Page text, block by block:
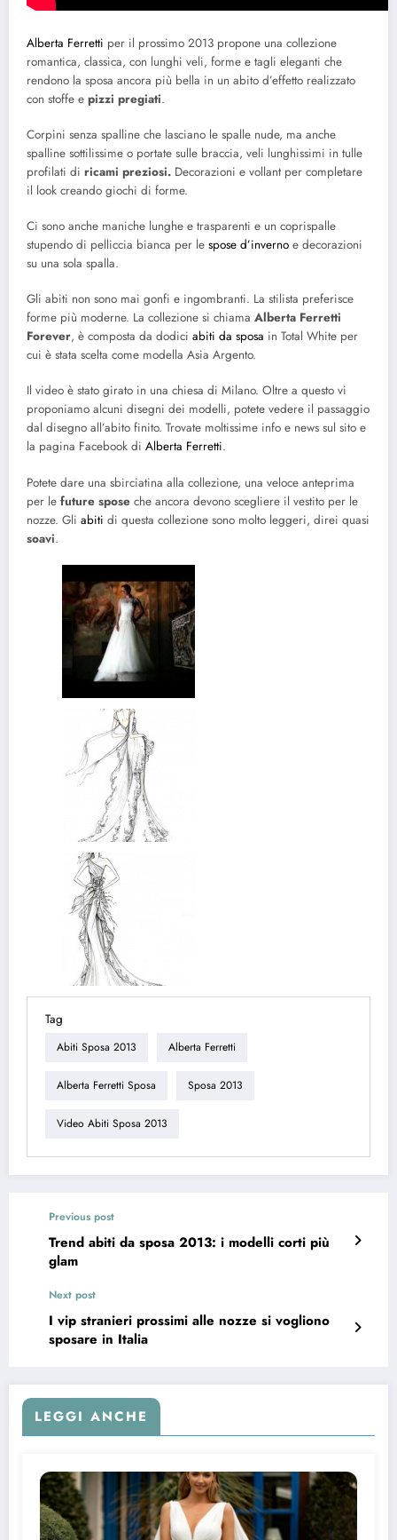
Alberta Ferretti per il prossimo 2013 propone una collezione
romantica, classica, con lunghi veli, forme e tagli eleganti che
rendono la sposa ancora più bella in un abito d’effetto realizzato
con stoffe e pizzi pregiati.
Corpini senza spalline che lasciano le spalle nude, ma anche
spalline sottilissime o portate sulle braccia, veli lunghissimi in tulle
profilati di ricami preziosi. Decorazioni e vollant per completare
il look creando giochi di forme.
Ci sono anche maniche lunghe e trasparenti e un coprispalle
stupendo di pelliccia bianca per le spose d’inverno e decorazioni
su una sola spalla.
Gli abiti non sono mai gonfi e ingombranti. La stilista preferisce
forme più moderne. La collezione si chiama Alberta Ferretti
Forever, è composta da dodici abiti da sposa in Total White per
cui è stata scelta come modella Asia Argento.
Il video è stato girato in una chiesa di Milano. Oltre a questo vi
proponiamo alcuni disegni dei modelli, potete vedere il passaggio
dal disegno all’abito finito. Trovate moltissime info e news sul sito e
la pagina Facebook di Alberta Ferretti.
Potete dare una sbirciatina alla collezione, una veloce anteprima
per le future spose che ancora devono scegliere il vestito per le
nozze. Gli abiti di questa collezione sono molto leggeri, direi quasi
soavi.
Tag
Abiti Sposa 2013 Alberta Ferretti
Alberta Ferretti Sposa Sposa 2013
Video Abiti Sposa 2013
Previous post
Trend abiti da sposa 2013: i modelli corti più
glam
Next post
I vip stranieri prossimi alle nozze si vogliono
sposare in Italia
LEGGI ANCHE